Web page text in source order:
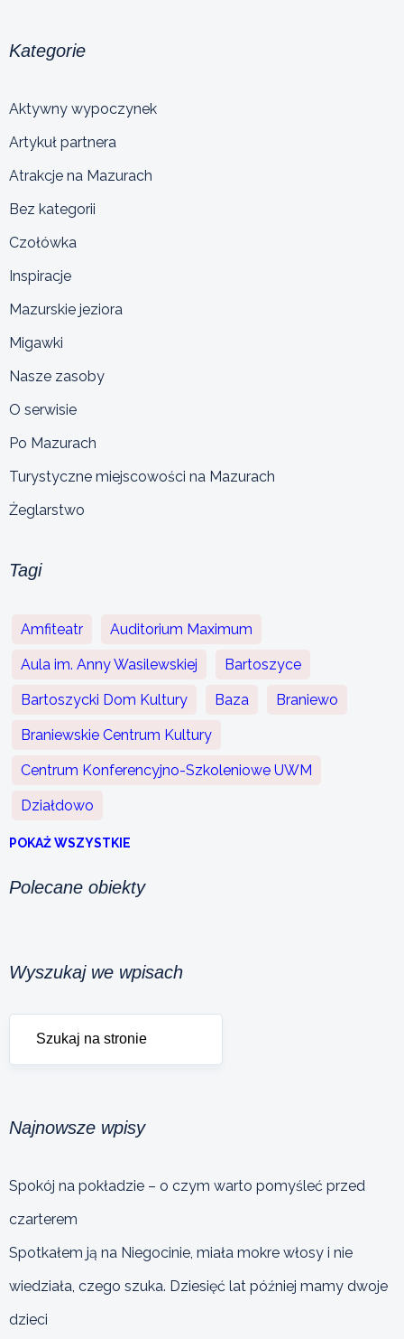
Kategorie
Aktywny wypoczynek
Artykuł partnera
Atrakcje na Mazurach
Bez kategorii
Czołówka
Inspiracje
Mazurskie jeziora
Migawki
Nasze zasoby
O serwisie
Po Mazurach
Turystyczne miejscowości na Mazurach
Żeglarstwo
Tagi
Amfiteatr Auditorium Maximum
Aula im. Anny Wasilewskiej Bartoszyce
Bartoszycki Dom Kultury Baza Braniewo
Braniewskie Centrum Kultury
Centrum Konferencyjno-Szkoleniowe UWM
Działdowo
POKAŻ WSZYSTKIE
Polecane obiekty
Wyszukaj we wpisach
Najnowsze wpisy
Spokój na pokładzie – o czym warto pomyśleć przed
czarterem
Spotkałem ją na Niegocinie, miała mokre włosy i nie
wiedziała, czego szuka. Dziesięć lat później mamy dwoje
dzieci